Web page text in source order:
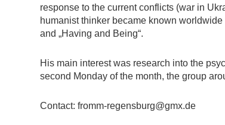
response to the current conflicts (war in
humanist thinker became known worldwide
and „Having and Being“.
His main interest was research into the
second Monday of the month, the group
Contact: fromm-regensburg@gmx.de